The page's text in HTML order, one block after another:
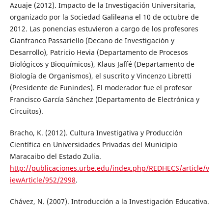
Azuaje (2012). Impacto de la Investigación Universitaria,
organizado por la Sociedad Galileana el 10 de octubre de
2012. Las ponencias estuvieron a cargo de los profesores
Gianfranco Passariello (Decano de Investigación y
Desarrollo), Patricio Hevia (Departamento de Procesos
Biológicos y Bioquímicos), Klaus Jaffé (Departamento de
Biología de Organismos), el suscrito y Vincenzo Libretti
(Presidente de Funindes). El moderador fue el profesor
Francisco García Sánchez (Departamento de Electrónica y
Circuitos).
Bracho, K. (2012). Cultura Investigativa y Producción
Científica en Universidades Privadas del Municipio
Maracaibo del Estado Zulia.
http://publicaciones.urbe.edu/index.php/REDHECS/article/v
iewArticle/952/2998.
Chávez, N. (2007). Introducción a la Investigación Educativa.